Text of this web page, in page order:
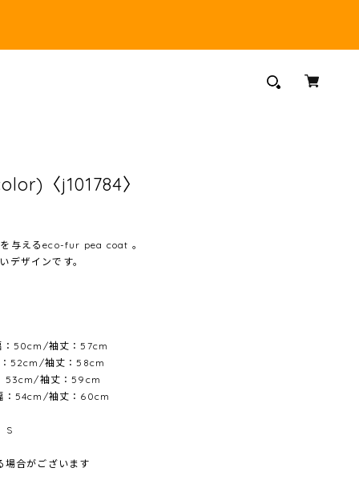
〈j101784〉
与えるeco-fur pea coat 。
デザインです。
50cm/袖丈：57cm
52cm/袖丈：58cm
53cm/袖丈：59cm
：54cm/袖丈：60cm
S
合がございます